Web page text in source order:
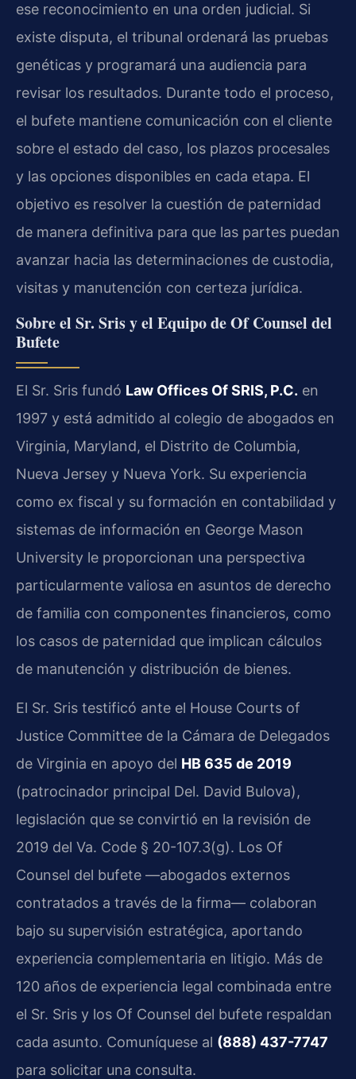
ese reconocimiento en una orden judicial. Si
existe disputa, el tribunal ordenará las pruebas
genéticas y programará una audiencia para
revisar los resultados. Durante todo el proceso,
el bufete mantiene comunicación con el cliente
sobre el estado del caso, los plazos procesales
y las opciones disponibles en cada etapa. El
objetivo es resolver la cuestión de paternidad
de manera definitiva para que las partes puedan
avanzar hacia las determinaciones de custodia,
visitas y manutención con certeza jurídica.
Sobre el Sr. Sris y el Equipo de Of Counsel del
Bufete
El Sr. Sris fundó Law Offices Of SRIS, P.C. en
1997 y está admitido al colegio de abogados en
Virginia, Maryland, el Distrito de Columbia,
Nueva Jersey y Nueva York. Su experiencia
como ex fiscal y su formación en contabilidad y
sistemas de información en George Mason
University le proporcionan una perspectiva
particularmente valiosa en asuntos de derecho
de familia con componentes financieros, como
los casos de paternidad que implican cálculos
de manutención y distribución de bienes.
El Sr. Sris testificó ante el House Courts of
Justice Committee de la Cámara de Delegados
de Virginia en apoyo del HB 635 de 2019
(patrocinador principal Del. David Bulova),
legislación que se convirtió en la revisión de
2019 del Va. Code § 20-107.3(g). Los Of
Counsel del bufete —abogados externos
contratados a través de la firma— colaboran
bajo su supervisión estratégica, aportando
experiencia complementaria en litigio. Más de
120 años de experiencia legal combinada entre
el Sr. Sris y los Of Counsel del bufete respaldan
cada asunto. Comuníquese al (888) 437-7747
para solicitar una consulta.